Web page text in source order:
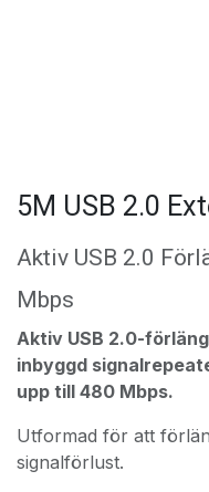
5M USB 2.0
Aktiv USB 2.0
Mbps
Aktiv USB 2.0-
inbyggd
upp till 480 Mbps.
Utformad för att
signalförlust.